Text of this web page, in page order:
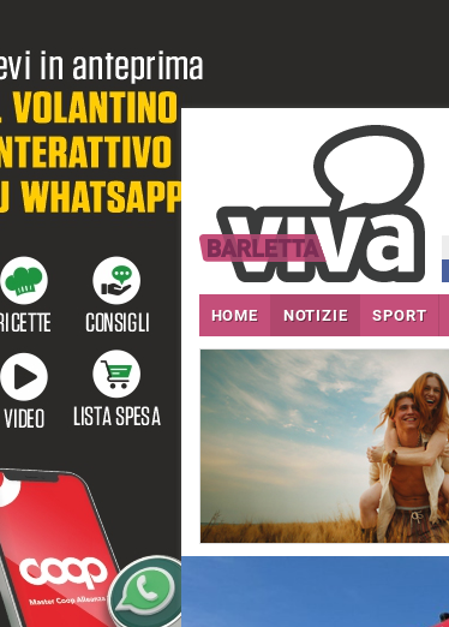
HOME NOTIZIE SPORT